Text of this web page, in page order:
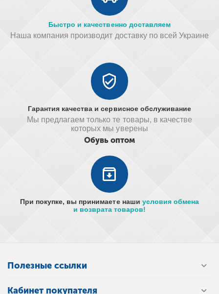
Быстро и качественно доставляем
Наша компания производит доставку по всей Украине
Гарантия качества и сервисное обслуживание
Мы предлагаем только те товары, в качестве
которых мы уверены
Обувь оптом
При покупке, вы принимаете наши условия обмена
и возврата товаров!
Полезные ссылки
Кабинет покупателя